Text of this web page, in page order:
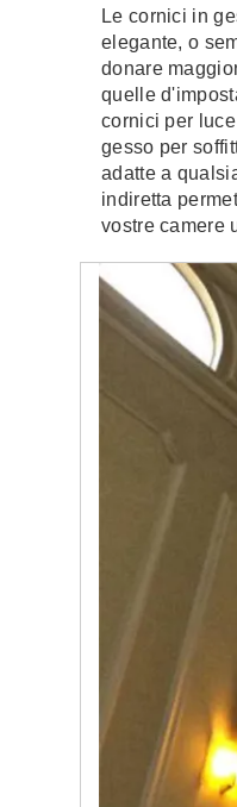
Le cornici in
elegante, o
donare
quelle
cornici per
gesso per
adatte a
indiretta
vostre camere